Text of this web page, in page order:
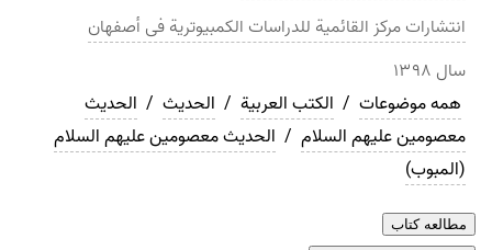
انتشاراتمرکز القائمیة للدراسات الکمبیوتریة فی أصفهان
سال ۱۳۹۸
همه موضوعات / الکتب العربیة / الحدیث / الحديث
معصومین علیهم السلام / الحديث معصومین علیهم السلام
(المبوب)
مطالعه کتاب